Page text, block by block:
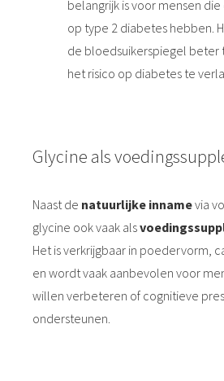
belangrijk is voor mensen
op type 2 diabetes hebben.
de bloedsuikerspiegel beter
het risico op diabetes te
Glycine als
Naast de natuurlijke innamevia
glycine ook vaak als
Het is verkrijgbaar in poedervorm,
en wordt vaak aanbevolen voor
willen verbeteren of cognitieve
ondersteunen.